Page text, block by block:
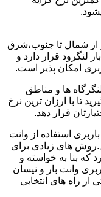
شمال تا جنوب،شرق
لنگرود قرار دارد و
امکان پذیر است.
ها و مناطق
تا با ارزان ترین نرخ
قرار دهد.
استفاده از وانت
های زیادی برای
که بنا به خواسته و
وانت بار و نیسان
از راه های انتخابی